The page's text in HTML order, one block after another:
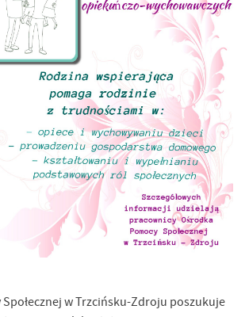
w Trzcińsku-Zdroju poszukuje
charakterze pośredników prezentujących nasze
ofert, komunikatów mediów